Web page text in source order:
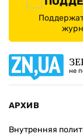
не
АРХИВ
Внутренняя